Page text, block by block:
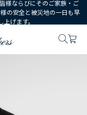
様ならびにそのご家族・ご
の安全と被災地の一日も早
げます。
ウール/カウレザー バーシ